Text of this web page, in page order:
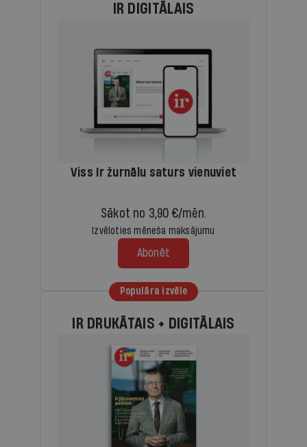
IR DIGITĀLAIS
Viss Ir žurnālu saturs vienuviet
Sākot no 3,90 €/mēn.
Izvēloties mēneša maksājumu
Abonēt
Populāra izvēle
IR DRUKĀTAIS + DIGITĀLAIS